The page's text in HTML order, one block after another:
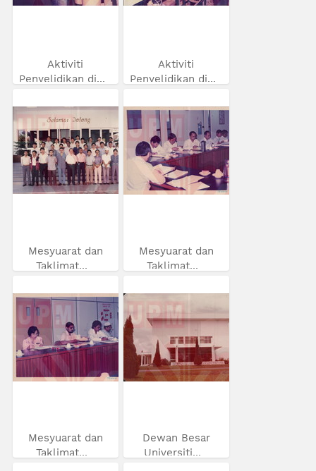
Aktiviti
Penyelidikan di...
Aktiviti
Penyelidikan di...
Mesyuarat dan
Taklimat...
Mesyuarat dan
Taklimat...
Mesyuarat dan
Taklimat...
Dewan Besar
Universiti...